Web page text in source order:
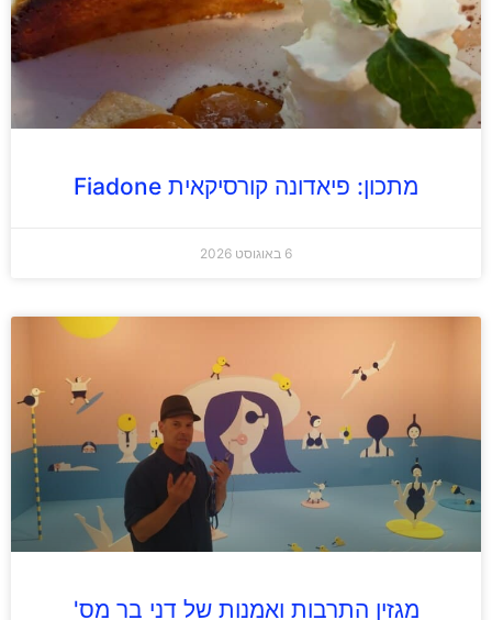
מתכון: פיאדונה קורסיקאית Fiadone
6 באוגוסט 2026
מגזין התרבות ואמנות של דני בר מס'